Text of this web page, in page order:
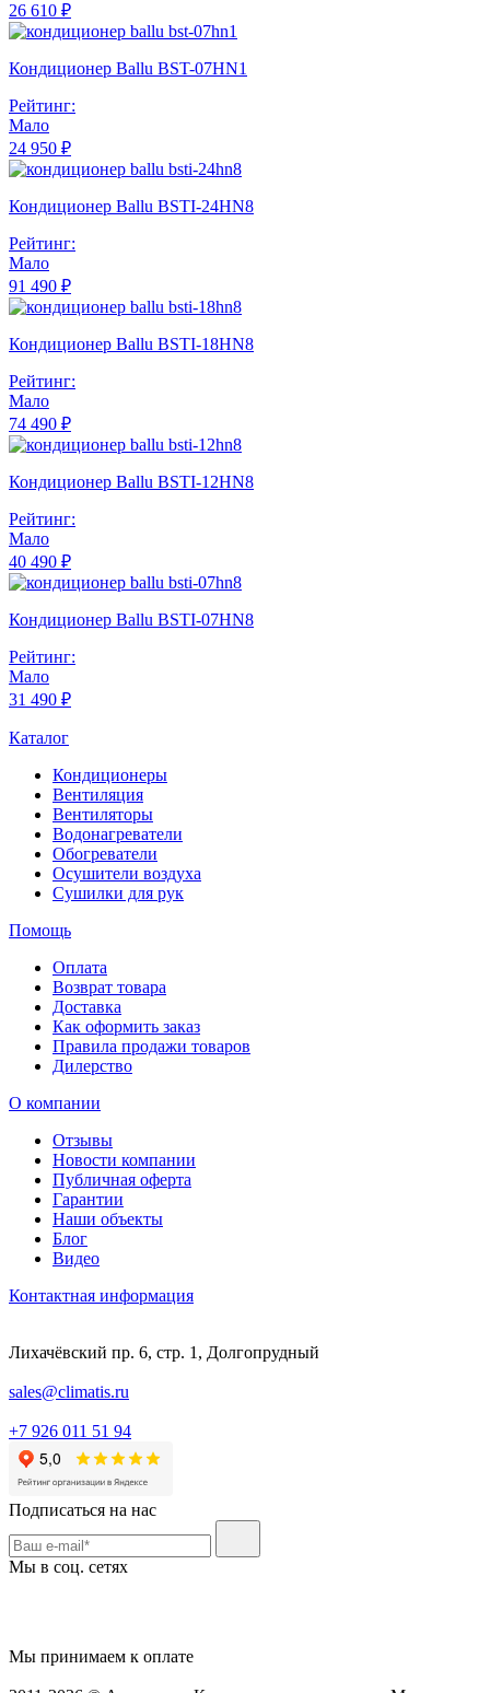
26 610 ₽
Кондиционер Ballu BST-07HN1
Рейтинг:
Мало
24 950 ₽
Кондиционер Ballu BSTI-24HN8
Рейтинг:
Мало
91 490 ₽
Кондиционер Ballu BSTI-18HN8
Рейтинг:
Мало
74 490 ₽
Кондиционер Ballu BSTI-12HN8
Рейтинг:
Мало
40 490 ₽
Кондиционер Ballu BSTI-07HN8
Рейтинг:
Мало
31 490 ₽
Каталог
Кондиционеры
Вентиляция
Вентиляторы
Водонагреватели
Обогреватели
Осушители воздуха
Сушилки для рук
Помощь
Оплата
Возврат товара
Доставка
Как оформить заказ
Правила продажи товаров
Дилерство
О компании
Отзывы
Новости компании
Публичная оферта
Гарантии
Наши объекты
Блог
Видео
Контактная информация
Лихачёвский пр. 6, стр. 1, Долгопрудный
sales@climatis.ru
+7 926 011 51 94
Подписаться на нас
Мы в соц. сетях
Мы принимаем к оплате